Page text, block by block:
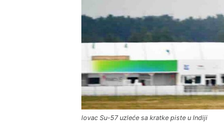
lovac Su-57 uzleće sa kratke piste u Indiji